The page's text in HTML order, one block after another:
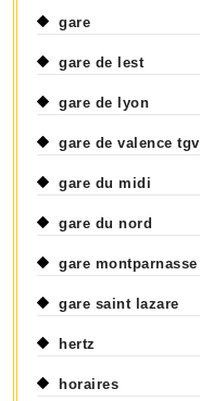
gare
gare de lest
gare de lyon
gare de valence tgv
gare du midi
gare du nord
gare montparnasse
gare saint lazare
hertz
horaires